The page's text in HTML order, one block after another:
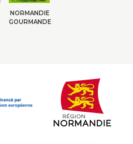
NORMANDIE
GOURMANDE